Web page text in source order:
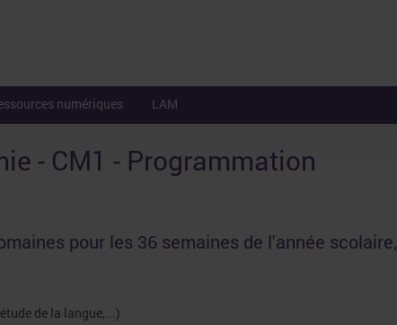
numériques LAM
- CM1 - Programmation
pour les 36 semaines de l'année scolaire,
de la langue,...)